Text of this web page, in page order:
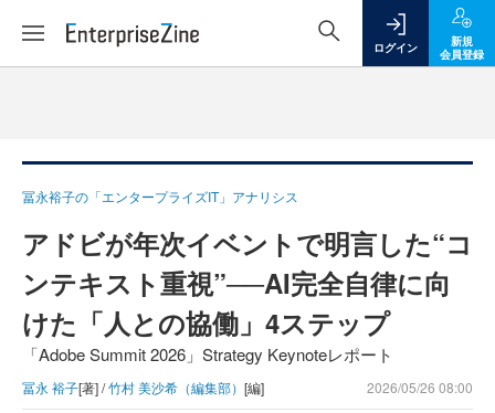
ログイン
新規
会員登録
冨永裕子の「エンタープライズIT」アナリシス
アドビが年次イベントで明言した“コ
ンテキスト重視”──AI完全自律に向
けた「人との協働」4ステップ
「Adobe Summit 2026」Strategy Keynoteレポート
冨永 裕子[著] /竹村 美沙希（編集部） [編] 2026/05/26 08:00